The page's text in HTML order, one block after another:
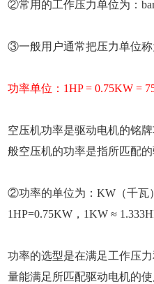
②常用的工作压力单位为：bar
③一般用户通常把压力单位称
功率单位：1HP = 0.75KW =
空压机功率是驱动电机的铭
般空压机的功率是指所匹配
②功率的单位为：KW（千瓦
1HP=0.75KW，1KW ≈
功率的选型是在满足工作压
量能满足所匹配驱动电机的使